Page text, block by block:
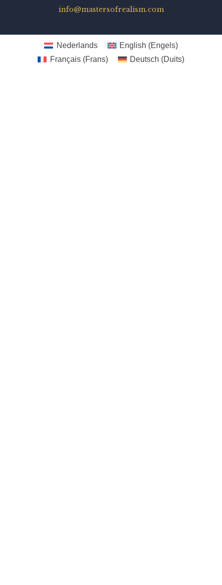
info@mastersofrealism.com
Nederlands English (Engels)
Français(Frans) Deutsch (Duits)